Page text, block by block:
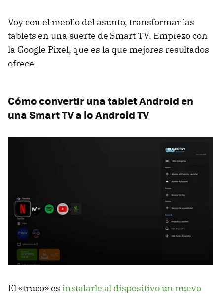
Voy con el meollo del asunto, transformar las
tablets en una suerte de Smart TV. Empiezo con
la Google Pixel, que es la que mejores resultados
ofrece.
Cómo convertir una tablet Android en
una Smart TV a lo Android TV
El «truco» es instalarle al dispositivo un nuevo